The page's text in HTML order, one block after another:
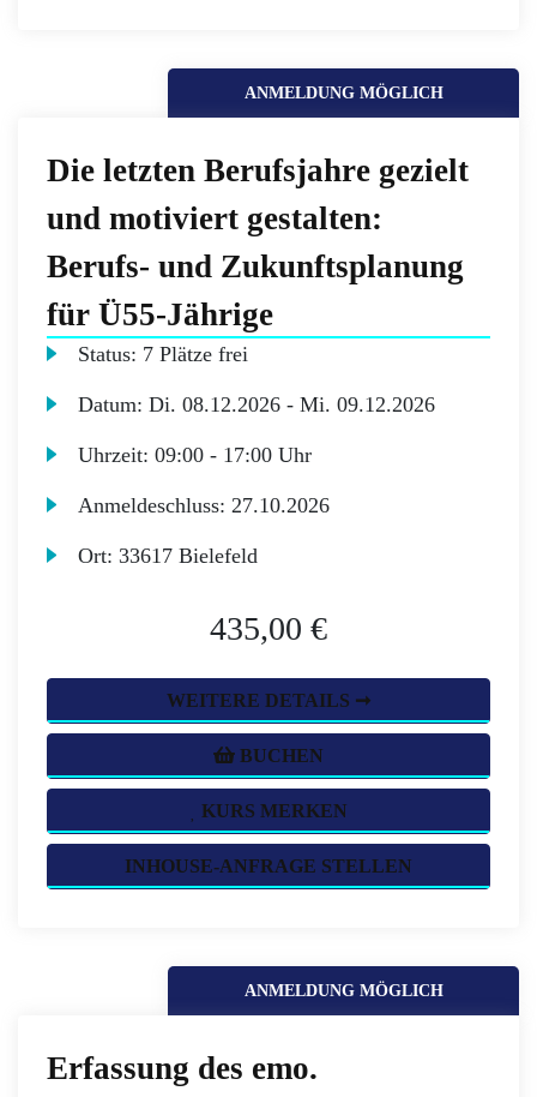
ANMELDUNG MÖGLICH
Die letzten Berufsjahre gezielt
und motiviert gestalten:
Berufs- und Zukunftsplanung
für Ü55-Jährige
Status: 7 Plätze frei
Datum:Di. 08.12.2026 -Mi. 09.12.2026
Uhrzeit:09:00 - 17:00 Uhr
Anmeldeschluss:27.10.2026
Ort:33617 Bielefeld
435,00 €
WEITERE DETAILS ➞
BUCHEN
KURS MERKEN
INHOUSE-ANFRAGE STELLEN
ANMELDUNG MÖGLICH
Erfassung des emo.